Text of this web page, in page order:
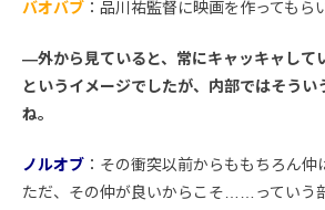
バオバブ ：品川祐監督に映画を作ってもら
―外から見ていると、常にキャッキャして
というイメージでしたが、内部ではそうい
ね。
ノルオブ ：その衝突以前からももちろん仲
ただ、その仲が良いからこそ……っていう